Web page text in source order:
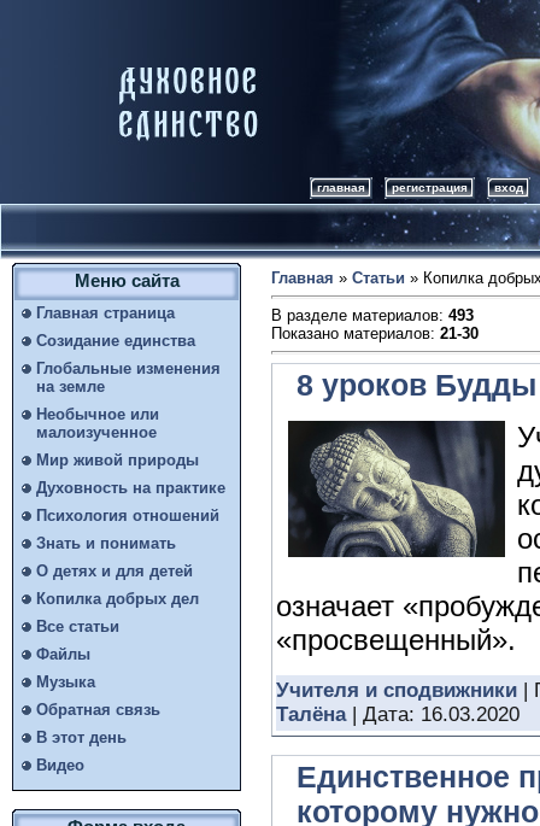
главная регистрация вход
Меню сайта
Главная страница
Созидание единства
Глобальные изменения
на земле
Необычное или
малоизученное
Мир живой природы
Духовность на практике
Психология отношений
Знать и понимать
О детях и для детей
Копилка добрых дел
Все статьи
Файлы
Музыка
Обратная связь
В этот день
Видео
Главная » Статьи » Копилка
В разделе материалов: 493
Показано материалов: 21-30
8 уроков Будды
означает
«просвещенный».
Учителя и сподвижники |
Талёна| Дата: 16.03.2020
Единственное
которому